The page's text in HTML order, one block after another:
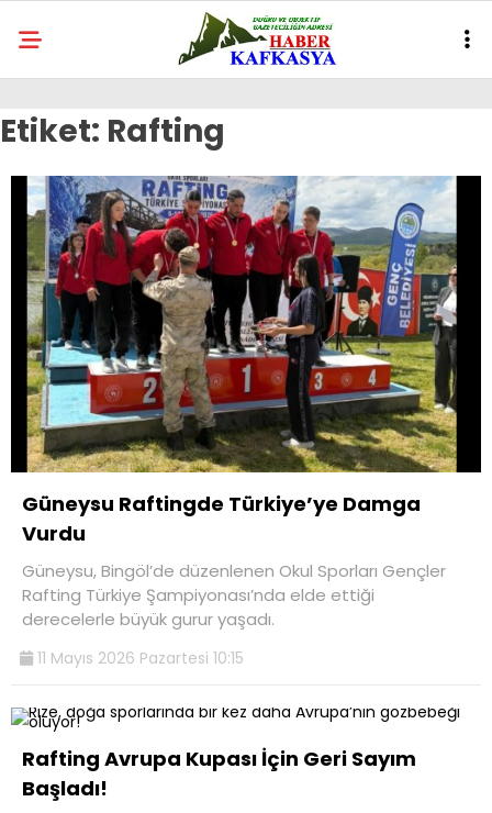
Etiket: Rafting
Güneysu Raftingde Türkiye’ye Damga
Vurdu
Güneysu, Bingöl’de düzenlenen Okul Sporları Gençler
Rafting Türkiye Şampiyonası’nda elde ettiği
derecelerle büyük gurur yaşadı.
11 Mayıs 2026 Pazartesi 10:15
Rafting Avrupa Kupası İçin Geri Sayım
Başladı!